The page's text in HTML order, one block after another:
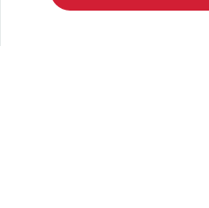
Privatumo taisyklės